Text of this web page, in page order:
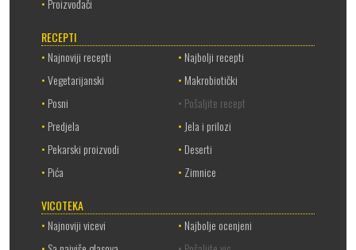
• Proizvođači
RECEPTI
• Najnoviji recepti • Najbolji recepti
•Vegetarijanski • Makrobiotički
• Posni
• Pošaljite recept
• Predjela • Jela i prilozi
• Pekarski proizvodi • Deserti
• Pića • Zimnice
VICOTEKA
• Najnoviji vicevi • Najbolje ocenjeni